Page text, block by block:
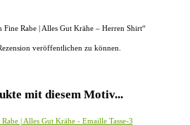
Fine Rabe | Alles Gut Krähe – Herren Shirt“
veröffentlichen zu können.
mit diesem Motiv...